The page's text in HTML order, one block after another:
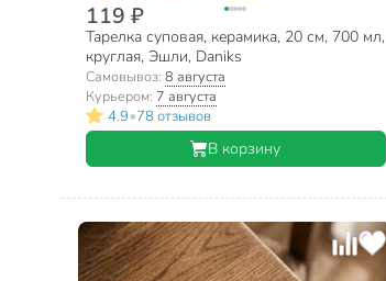
119 ₽
Тарелка суповая, керамика, 20 см, 700 мл,
круглая, Эшли, Daniks
Самовывоз: 8 августа
Курьером: 7 августа
4.9•78 отзывов
В корзину